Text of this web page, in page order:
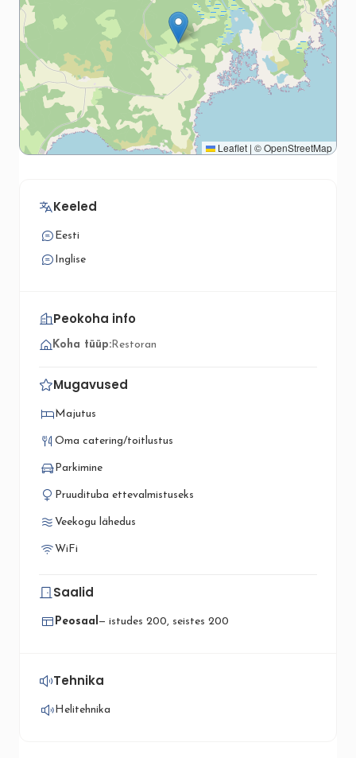
Leaflet | ©OpenStreetMap
Keeled
Eesti
Inglise
Peokoha info
Koha tüüp: Restoran
Mugavused
Majutus
Oma catering/toitlustus
Parkimine
Pruudituba ettevalmistuseks
Veekogu lähedus
WiFi
Saalid
Peosaal — istudes 200, seistes 200
Tehnika
Helitehnika